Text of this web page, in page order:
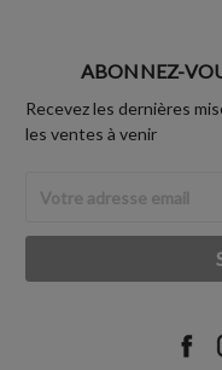
ABONNEZ-
Recevez les dernières
les ventes à venir
Email